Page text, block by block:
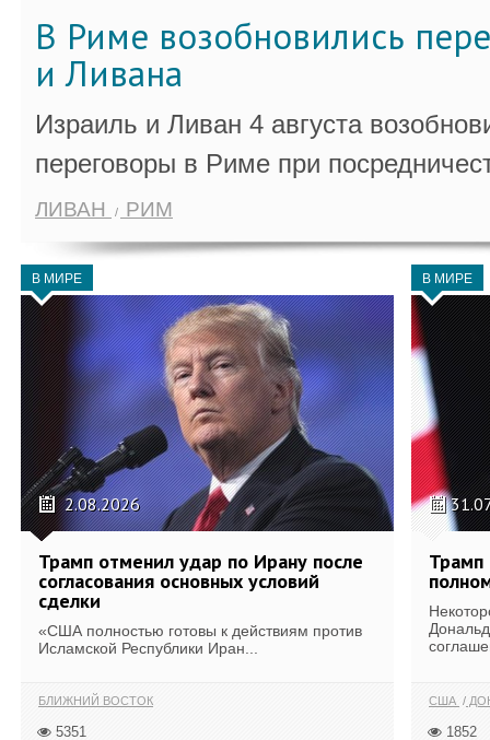
В Риме возобновились
и Ливана
Израиль и Ливан 4 августа
переговоры в Риме при
ЛИВАН РИМ
В МИРЕ
2.08.2026
Трамп отменил удар по Ирану после
согласования основных условий
сделки
«США полностью готовы к действиям против
Исламской Республики Иран...
БЛИЖНИЙ ВОСТОК
5351
В МИРЕ
Трамп
США
1852